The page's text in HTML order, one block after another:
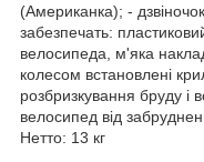
(Американка); -
забезпечать:
велосипеда, м'яка
колесом встановлені
розбризкування бруду і
велосипед від
Нетто: 13 кг